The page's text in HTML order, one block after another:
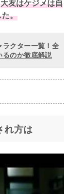
大友はケジメは自
。
クター一覧！全
るのか徹底解説
れ方は